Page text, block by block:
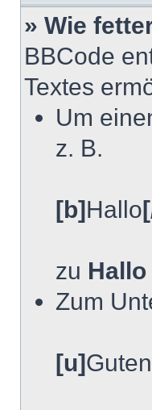
» Wie
BBCode
Textes
Um
z. B.
[b]Hallo
zu Hallo
Zum
[u]